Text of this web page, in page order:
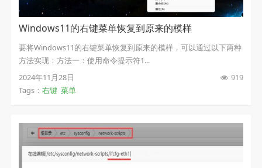
Windows11的右键菜单恢复到原来的模样
要将Windows11的右键菜单恢复到原来的模样，可以通过以下两种
方法实现：方法一：使用命令提示符1...
2024年11月28日
919
Tags： 右键 菜单